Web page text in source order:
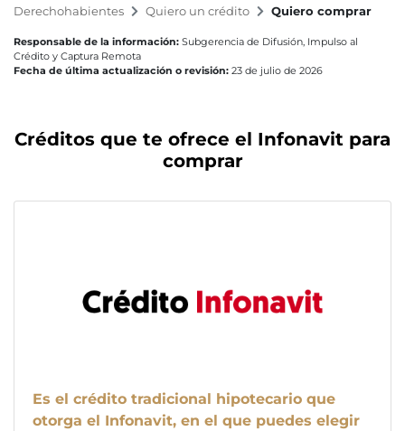
Derechohabientes Quiero un crédito Quiero comprar
Responsable de la información: Subgerencia de Difusión, Impulso al
Crédito y Captura Remota
Fecha de última actualización o revisión: 23 de julio de 2026
Créditos que te ofrece el Infonavit para
comprar
Es el crédito tradicional hipotecario que
otorga el Infonavit, en el que puedes elegir